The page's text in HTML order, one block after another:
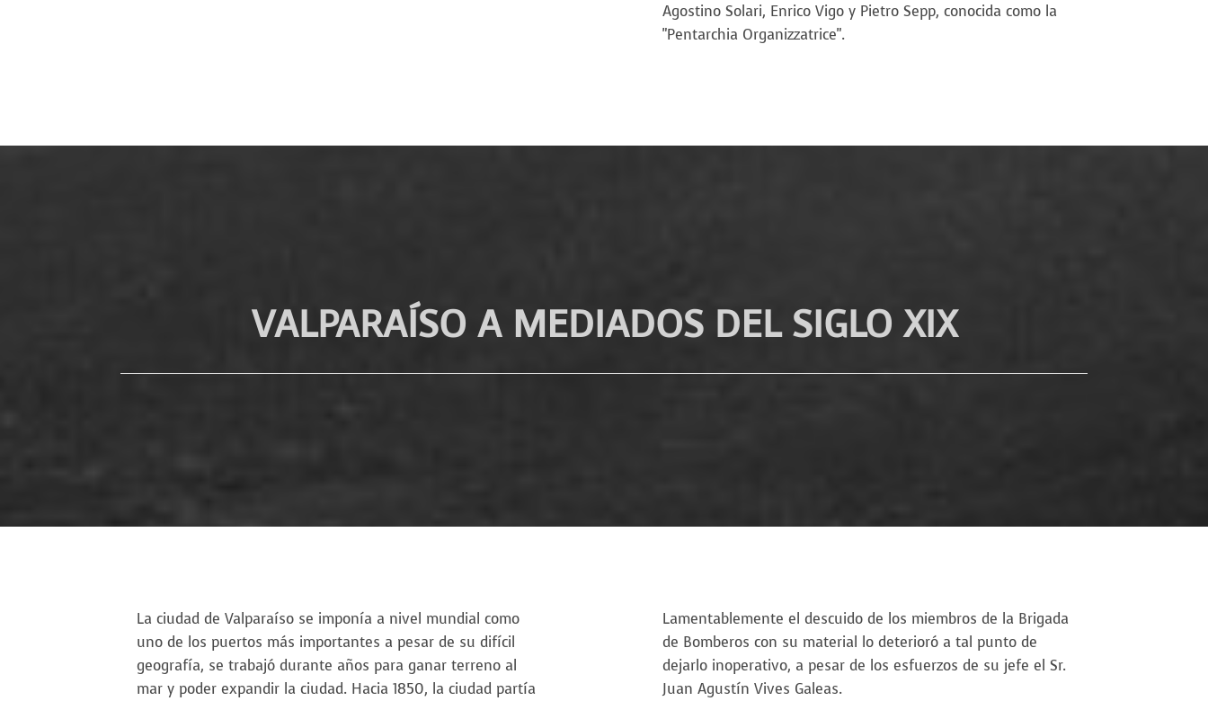
Agostino Solari, Enrico Vigo y Pietro Sepp, conocida como la
"Pentarchia Organizzatrice".
VALPARAÍSO A MEDIADOS DEL SIGLO XIX
La ciudad de Valparaíso se imponía a nivel mundial como
uno de los puertos más importantes a pesar de su difícil
geografía, se trabajó durante años para ganar terreno al
mar y poder expandir la ciudad. Hacia 1850, la ciudad partía
Lamentablemente el descuido de los miembros de la Brigada
de Bomberos con su material lo deterioró a tal punto de
dejarlo inoperativo, a pesar de los esfuerzos de su jefe el Sr.
Juan Agustín Vives Galeas.